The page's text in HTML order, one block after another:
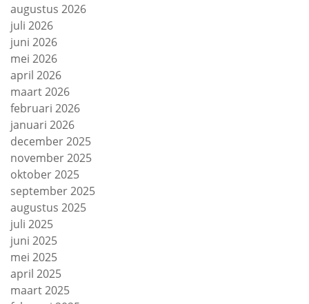
augustus 2026
juli 2026
juni 2026
mei 2026
april 2026
maart 2026
februari 2026
januari 2026
december 2025
november 2025
oktober 2025
september 2025
augustus 2025
juli 2025
juni 2025
mei 2025
april 2025
maart 2025